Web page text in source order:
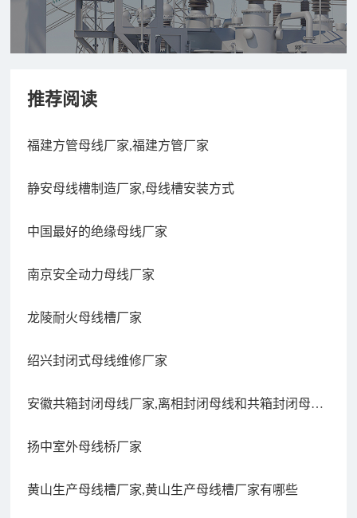
推荐阅读
福建方管母线厂家,福建方管厂家
静安母线槽制造厂家,母线槽安装方式
中国最好的绝缘母线厂家
南京安全动力母线厂家
龙陵耐火母线槽厂家
绍兴封闭式母线维修厂家
安徽共箱封闭母线厂家,离相封闭母线和共箱封闭母线
扬中室外母线桥厂家
黄山生产母线槽厂家,黄山生产母线槽厂家有哪些